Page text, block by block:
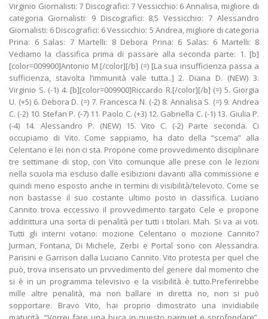
Virginio Giornalisti: 7 Discografici: 7 Vessicchio: 6 Annalisa, migliore di
categoria Giornalisti: 9 Discografici: 8,5 Vessicchio: 7 Alessandro
Giornalisti: 6 Discografici: 6 Vessicchio: 5 Andrea, migliore di categoria
Prina: 6 Salas: 7 Martelli: 8 Debora Prina: 6 Salas: 6 Martelli: 8
Vediamo la classifica prima di passare alla seconda parte: 1. [b]
[color=009900]Antonio M.[/color][/b] (=) [La sua insufficienza passa a
sufficienza, stavolta l’immunità vale tutta..] 2. Diana D. (NEW) 3.
Virginio S. (-1) 4. [b][color=009900]Riccardo R.[/color][/b] (=) 5. Giorgia
U. (+5) 6. Debora D. (=) 7. Francesca N. (-2) 8. Annalisa S. (=) 9. Andrea
C. (-2) 10. Stefan P. (-7) 11. Paolo C. (+3) 12. Gabriella C. (-1) 13. Giulia P.
(-4) 14. Alessandro P. (NEW) 15. Vito C. (-2) Parte seconda. Ci
occupiamo di Vito. Come sappiamo, ha dato della “scema” alla
Celentano e lei non ci sta. Propone come provvedimento disciplinare
tre settimane di stop, con Vito comunque alle prese con le lezioni
nella scuola ma escluso dalle esibizioni davanti alla commissione e
quindi meno esposto anche in termini di visibilità/televoto. Come se
non bastasse il suo costante ultimo posto in classifica. Luciano
Cannito trova eccessivo il provvedimento targato Cele e propone
addirittura una sorta di penalità per tutti i titolari. Mah. Si va ai voti.
Tutti gli interni votano: mozione Celentano o mozione Cannito?
Jurman, Fontana, Di Michele, Zerbi e Portal sono con Alessandra.
Parisini e Garrison dalla Luciano Cannito. Vito protesta per quel che
può, trova insensato un prvvedimento del genere dal momento che
si è in un programma televisivo e la visibilità è tutto.Preferirebbe
mille altre penalità, ma non ballare in diretta no, non si può
sopportare. Bravo Vito, hai proprio dimostrato una invidiabile